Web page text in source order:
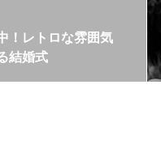
！レトロな雰囲気
結婚式